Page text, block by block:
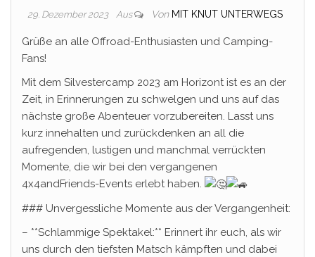
29. Dezember 2023 Aus Von MIT KNUT UNTERWEGS
Grüße an alle Offroad-Enthusiasten und Camping-
Fans!
Mit dem Silvestercamp 2023 am Horizont ist es an der
Zeit, in Erinnerungen zu schwelgen und uns auf das
nächste große Abenteuer vorzubereiten. Lasst uns
kurz innehalten und zurückdenken an all die
aufregenden, lustigen und manchmal verrückten
Momente, die wir bei den vergangenen
4x4andFriends-Events erlebt haben.
### Unvergessliche Momente aus der Vergangenheit:
– **Schlammige Spektakel:** Erinnert ihr euch, als wir
uns durch den tiefsten Matsch kämpften und dabei